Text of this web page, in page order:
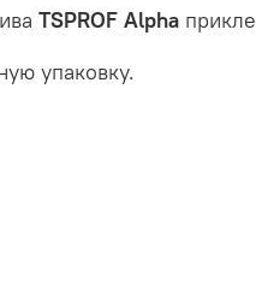
TSPROF Alpha
упаковку.